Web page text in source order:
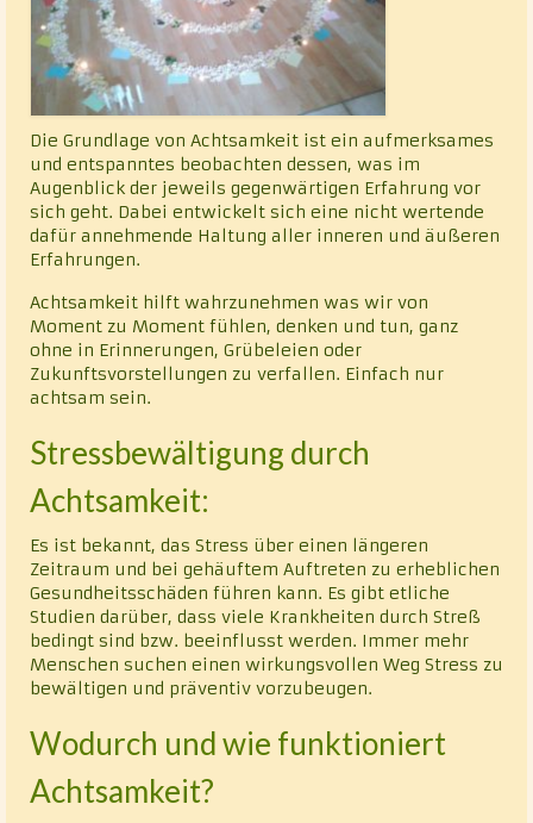
Vita
Kontakt
Datenschutz
Die Grundlage von Achtsamkeit ist ein aufmerksames
und entspanntes beobachten dessen, was im
Augenblick der jeweils gegenwärtigen Erfahrung vor
sich geht. Dabei entwickelt sich eine nicht wertende
dafür annehmende Haltung aller inneren und äußeren
Erfahrungen.
Achtsamkeit hilft wahrzunehmen was wir von
Moment zu Moment fühlen, denken und tun, ganz
ohne in Erinnerungen, Grübeleien oder
Zukunftsvorstellungen zu verfallen. Einfach nur
achtsam sein.
Stressbewältigung durch
Achtsamkeit:
Es ist bekannt, das Stress über einen längeren
Zeitraum und bei gehäuftem Auftreten zu erheblichen
Gesundheitsschäden führen kann. Es gibt etliche
Studien darüber, dass viele Krankheiten durch Streß
bedingt sind bzw. beeinflusst werden. Immer mehr
Menschen suchen einen wirkungsvollen Weg Stress zu
bewältigen und präventiv vorzubeugen.
Wodurch und wie funktioniert
Achtsamkeit?